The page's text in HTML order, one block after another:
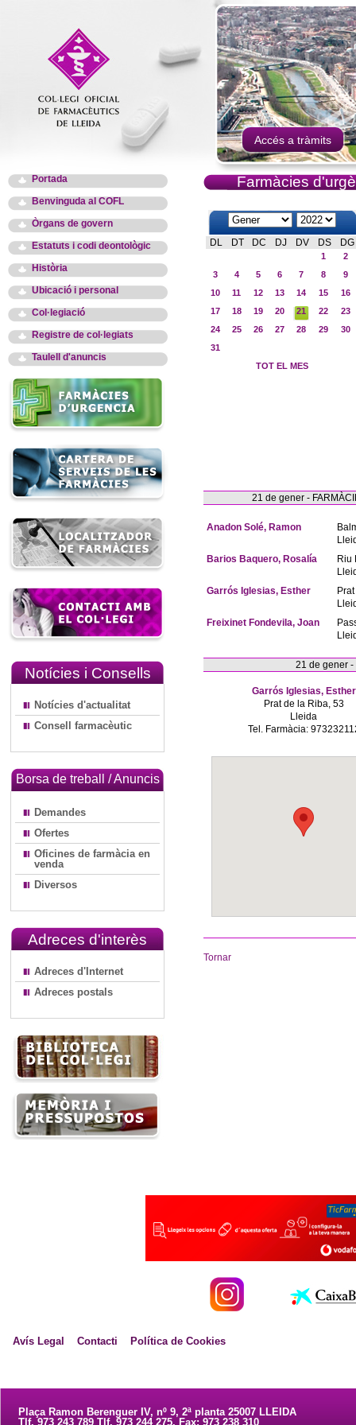
Accés a tràmits
Portada
Benvinguda al COFL
Òrgans de govern
Estatuts i codi deontològic
Història
Ubicació i personal
Col·legiació
Registre de col·legiats
Taulell d'anuncis
Notícies i Consells
Notícies d'actualitat
Consell farmacèutic
Borsa de treball / Anuncis
Demandes
Ofertes
Oficines de farmàcia en
venda
Diversos
Adreces d'interès
Adreces d'Internet
Adreces postals
Farmàcies
DL DT DC DJ DV DS DG
1
2
3
4 5 6 7 8
9
10
11 12 13 14 15
16
17
18 19 20 21 22
23
24
25 26 27 28 29
30
31
TOT EL MES
21 de gener -
Anadon Solé, Ramon
Barios Baquero, Rosalía
Riu
Garrós Iglesias, Esther
Freixinet Fondevila, Joan
21 de gener
Garrós Iglesias, Esther
Prat de la Riba, 53
Lleida
Tel. Farmàcia:
Tornar
Avís Legal Contacti Política de Cookies
Plaça Ramon Berenguer IV, nº 9, 2ª planta 25007 LLEIDA
Tlf. 973 243 789 Tlf. 973 244 275. Fax: 973 238 310